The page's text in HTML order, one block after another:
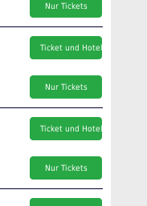
Nur Tickets
Ticket und Hotel
Nur Tickets
Ticket und Hotel
Nur Tickets